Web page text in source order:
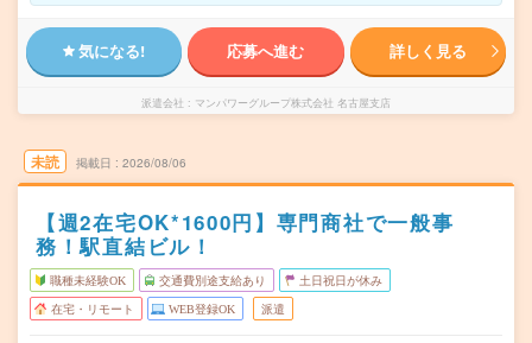
気になる! 応募へ進む 詳しく見る
派遣会社 マンパワーグループ株式会社 名古屋支店
未読 掲載日 2026/08/06
【週2在宅OK*1600円】専門商社で一般事
務！駅直結ビル！
職種未経験OK 交通費別途支給あり 土日祝日が休み
在宅・リモート WEB登録OK 派遣